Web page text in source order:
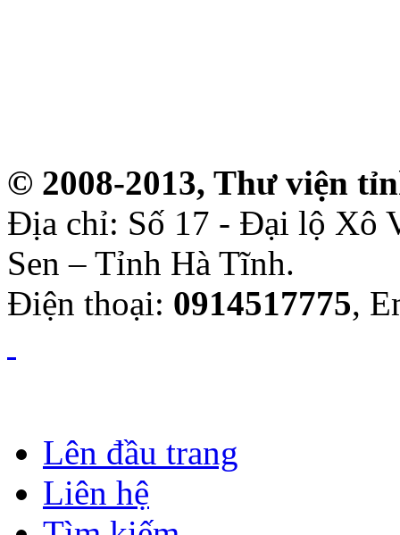
© 2008-2013, Thư viện
Địa chỉ: Số 17 - Đại lộ Xô
Sen – Tỉnh Hà Tĩnh.
Điện thoại: 0914517775,
Lên đầu trang
Liên hệ